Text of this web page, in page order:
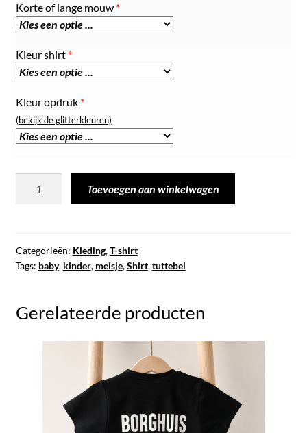
Korte of lange mouw *
Kleur shirt *
Kleur opdruk *
(bekijk de glitterkleuren)
aantal
Toevoegen aan winkelwagen
Categorieën: Kleding,T-shirt
Tags: baby, kinder, meisje,Shirt,tuttebel
Gerelateerde producten